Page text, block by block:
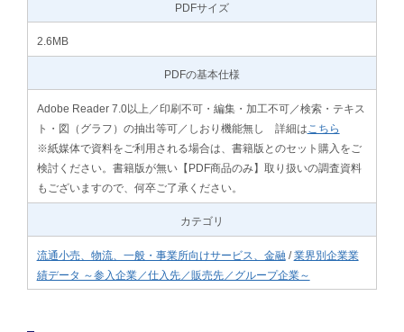
PDFサイズ
2.6MB
PDFの基本仕様
Adobe Reader 7.0以上／印刷不可・編集・加工不可／検索・テキス
ト・図（グラフ）の抽出等可／しおり機能無し 詳細は こちら
※紙媒体で資料をご利用される場合は、書籍版とのセット購入をご
検討ください。書籍版が無い【PDF商品のみ】取り扱いの調査資料
もございますので、何卒ご了承ください。
カテゴリ
流通小売、物流、一般・事業所向けサービス、金融 /業界別企業業
績データ ～参入企業／仕入先／販売先／グループ企業～